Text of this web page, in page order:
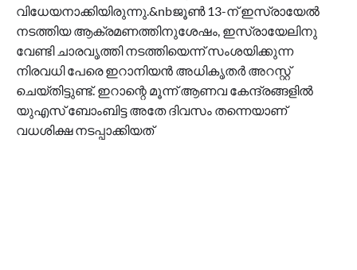
വിധേയനാക്കിയിരുന്നു.&nbജൂൺ 13-ന് ഇസ്രായേൽ
നടത്തിയ ആക്രമണത്തിനുശേഷം, ഇസ്രായേലിനു
വേണ്ടി ചാരവൃത്തി നടത്തിയെന്ന് സംശയിക്കുന്ന
നിരവധി പേരെ ഇറാനിയൻ അധികൃതർ അറസ്റ്റ്
ചെയ്തിട്ടുണ്ട്. ഇറാന്റെ മൂന്ന് ആണവ കേന്ദ്രങ്ങളിൽ
യുഎസ് ബോംബിട്ട അതേ ദിവസം തന്നെയാണ്
വധശിക്ഷ നടപ്പാക്കിയത്